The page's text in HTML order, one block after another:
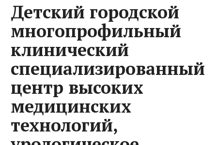
Детский городской
многопрофильный
клинический
специализированный
центр высоких
медицинских
технологий,